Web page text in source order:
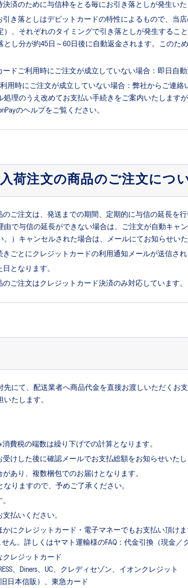
済のために与信枠をとる毎にお引き落としが発生いた
き落としはデビットカードの特性によるもので、当
）、それぞれのタイミングで引き落としが発生するこ
し分が約45日～60日後に自動返金されます。このた
ドご利用時にご注文が成立していない場合：即日自
利用時にご注文が成立していない場合：弊社からご連
理のうえ改めてお支払い手続きをご案内いたします
のヘルプ をご覧ください。
荷注文の商品のご注文につ
ご注文は、発送までの期間、定期的に与信の延長を
由で与信の延長ができない場合は、ご注文が自動キャ
）キャンセルされた場合は、メールにてお知らせいた
ごとにクレジットカードの利用通知メールが送信され
となります。
ご注文はクレジットカード決済のみ対応しています。
にて、配送業者へ商品代金を直接お渡しいただくお支
たします。
費税の端数は繰り下げでの計算となります。
けした後に確認メールでお支払総額をお知らせいたし
あり、複数梱包でのお届けとなります。
りますので、予めご了承ください。
払いください。
にクレジットカード・電子マネーでもお支払い頂けま
ん。詳しくはヤマト運輸様のFAQ：代金引換（現金／
レジットカード
、Diners、UC、クレディセゾン、イオンクレジット
旧日本信販）、東急カード